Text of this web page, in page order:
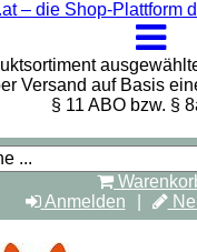
– die Shop-Plattform
Versand auf Basis
§ 11 ABO bzw. §
Anmelden